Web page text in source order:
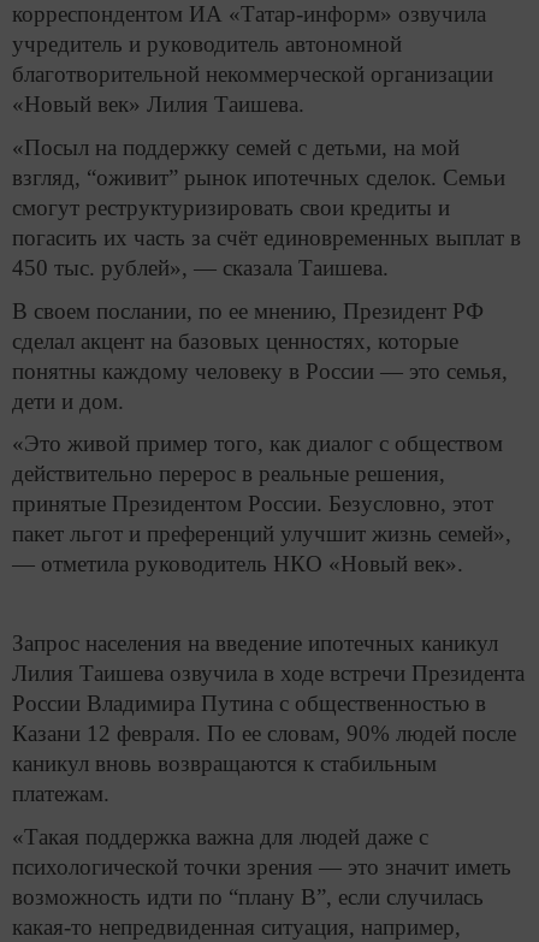
корреспондентом ИА «Татар-информ» озвучила
учредитель и руководитель автономной
благотворительной некоммерческой организации
«Новый век» Лилия Таишева.
«Посыл на поддержку семей с детьми, на мой
взгляд, “оживит” рынок ипотечных сделок. Семьи
смогут реструктуризировать свои кредиты и
погасить их часть за счёт единовременных выплат в
450 тыс. рублей», — сказала Таишева.
В своем послании, по ее мнению, Президент РФ
сделал акцент на базовых ценностях, которые
понятны каждому человеку в России — это семья,
дети и дом.
«Это живой пример того, как диалог с обществом
действительно перерос в реальные решения,
принятые Президентом России. Безусловно, этот
пакет льгот и преференций улучшит жизнь семей»,
— отметила руководитель НКО «Новый век».
Запрос населения на введение ипотечных каникул
Лилия Таишева озвучила в ходе встречи Президента
России Владимира Путина с общественностью в
Казани 12 февраля. По ее словам, 90% людей после
каникул вновь возвращаются к стабильным
платежам.
«Такая поддержка важна для людей даже с
психологической точки зрения — это значит иметь
возможность идти по “плану В”, если случилась
какая-то непредвиденная ситуация, например,